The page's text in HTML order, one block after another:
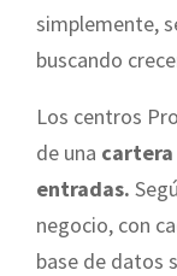
simplemente,
buscando
Los centros
de una cartera
entradas.
negocio, con
base de datos